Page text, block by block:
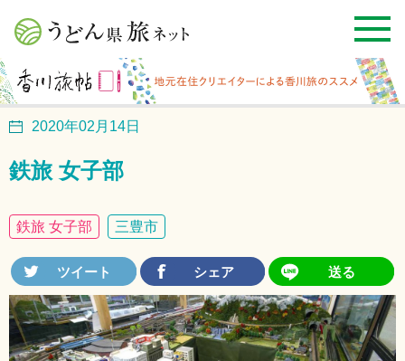
2020年02月14日
鉄旅 女子部
鉄旅 女子部 三豊市